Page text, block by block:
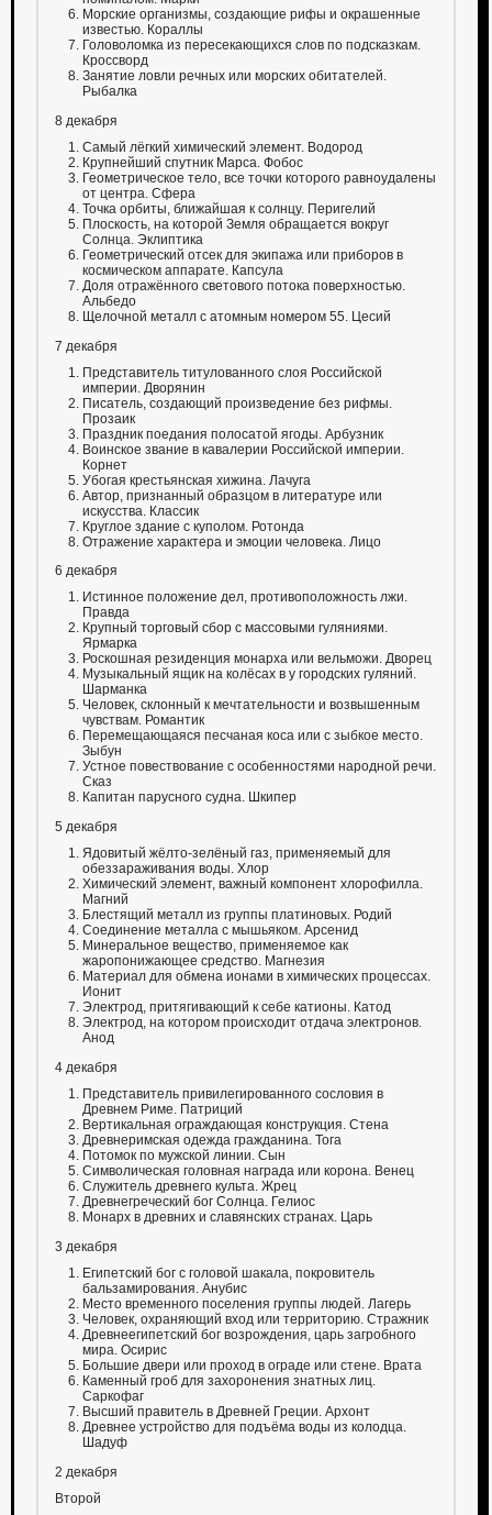
Морские организмы, создающие рифы и окрашенные
известью. Кораллы
Головоломка из пересекающихся слов по подсказкам.
Кроссворд
Занятие ловли речных или морских обитателей.
Рыбалка
8 декабря
Самый лёгкий химический элемент. Водород
Крупнейший спутник Марса. Фобос
Геометрическое тело, все точки которого равноудалены
от центра. Сфера
Точка орбиты, ближайшая к солнцу. Перигелий
Плоскость, на которой Земля обращается вокруг
Солнца. Эклиптика
Геометрический отсек для экипажа или приборов в
космическом аппарате. Капсула
Доля отражённого светового потока поверхностью.
Альбедо
Щелочной металл с атомным номером 55. Цесий
7 декабря
Представитель титулованного слоя Российской
империи. Дворянин
Писатель, создающий произведение без рифмы.
Прозаик
Праздник поедания полосатой ягоды. Арбузник
Воинское звание в кавалерии Российской империи.
Корнет
Убогая крестьянская хижина. Лачуга
Автор, признанный образцом в литературе или
искусства. Классик
Круглое здание с куполом. Ротонда
Отражение характера и эмоции человека. Лицо
6 декабря
Истинное положение дел, противоположность лжи.
Правда
Крупный торговый сбор с массовыми гуляниями.
Ярмарка
Роскошная резиденция монарха или вельможи. Дворец
Музыкальный ящик на колёсах в у городских гуляний.
Шарманка
Человек, склонный к мечтательности и возвышенным
чувствам. Романтик
Перемещающаяся песчаная коса или с зыбкое место.
Зыбун
Устное повествование с особенностями народной речи.
Сказ
Капитан парусного судна. Шкипер
5 декабря
Ядовитый жёлто-зелёный газ, применяемый для
обеззараживания воды. Хлор
Химический элемент, важный компонент хлорофилла.
Магний
Блестящий металл из группы платиновых. Родий
Соединение металла с мышьяком. Арсенид
Минеральное вещество, применяемое как
жаропонижающее средство. Магнезия
Материал для обмена ионами в химических процессах.
Ионит
Электрод, притягивающий к себе катионы. Катод
Электрод, на котором происходит отдача электронов.
Анод
4 декабря
Представитель привилегированного сословия в
Древнем Риме. Патриций
Вертикальная ограждающая конструкция. Стена
Древнеримская одежда гражданина. Тога
Потомок по мужской линии. Сын
Символическая головная награда или корона. Венец
Служитель древнего культа. Жрец
Древнегреческий бог Солнца. Гелиос
Монарх в древних и славянских странах. Царь
3 декабря
Египетский бог с головой шакала, покровитель
бальзамирования. Анубис
Место временного поселения группы людей. Лагерь
Человек, охраняющий вход или территорию. Стражник
Древнеегипетский бог возрождения, царь загробного
мира. Осирис
Большие двери или проход в ограде или стене. Врата
Каменный гроб для захоронения знатных лиц.
Саркофаг
Высший правитель в Древней Греции. Архонт
Древнее устройство для подъёма воды из колодца.
Шадуф
2 декабря
Второй